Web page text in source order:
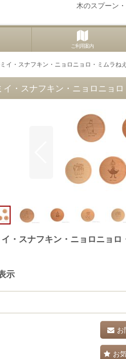
木のスプーン
ご利用案内
・スナフキン・ニョロニョロ・ミムラね
スナフキン・ニョロニョロ
スナフキン・ニョロニョロ
示
お
お